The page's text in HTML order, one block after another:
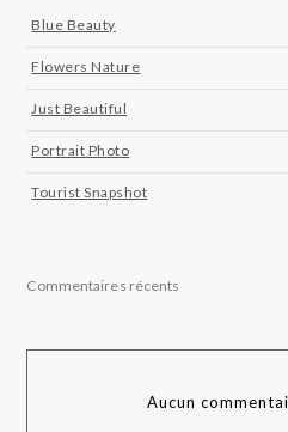
Blue Beauty
Flowers Nature
Just Beautiful
Portrait Photo
Tourist Snapshot
Commentaires récents
Aucun